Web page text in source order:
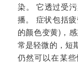
染。 它透过受
播。 症状包括
的颜色变黄)，
常是轻微的，短
仍然可以在某